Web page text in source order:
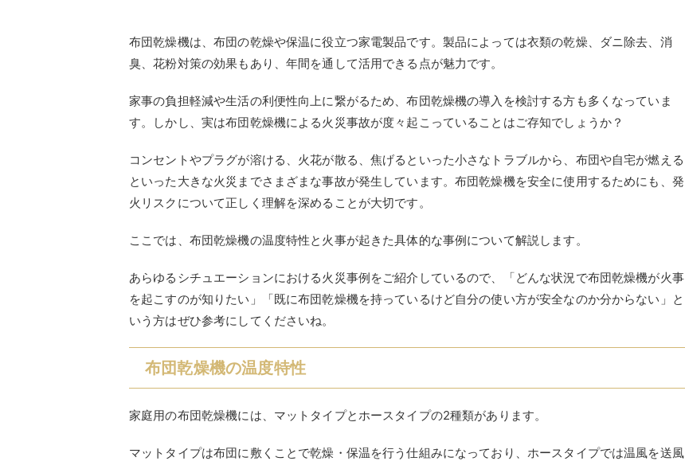
布団乾燥機は、布団の乾燥や保温に役立つ家電製品です。製品によっては衣類の乾燥、ダニ除去、消
臭、花粉対策の効果もあり、年間を通して活用できる点が魅力です。
家事の負担軽減や生活の利便性向上に繋がるため、布団乾燥機の導入を検討する方も多くなっていま
す。しかし、実は布団乾燥機による火災事故が度々起こっていることはご存知でしょうか？
コンセントやプラグが溶ける、火花が散る、焦げるといった小さなトラブルから、布団や自宅が燃える
といった大きな火災までさまざまな事故が発生しています。布団乾燥機を安全に使用するためにも、発
火リスクについて正しく理解を深めることが大切です。
ここでは、布団乾燥機の温度特性と火事が起きた具体的な事例について解説します。
あらゆるシチュエーションにおける火災事例をご紹介しているので、「どんな状況で布団乾燥機が火事
を起こすのが知りたい」「既に布団乾燥機を持っているけど自分の使い方が安全なのか分からない」と
いう方はぜひ参考にしてくださいね。
布団乾燥機の温度特性
家庭用の布団乾燥機には、マットタイプとホースタイプの2種類があります。
マットタイプは布団に敷くことで乾燥・保温を行う仕組みになっており、ホースタイプでは温風を送風